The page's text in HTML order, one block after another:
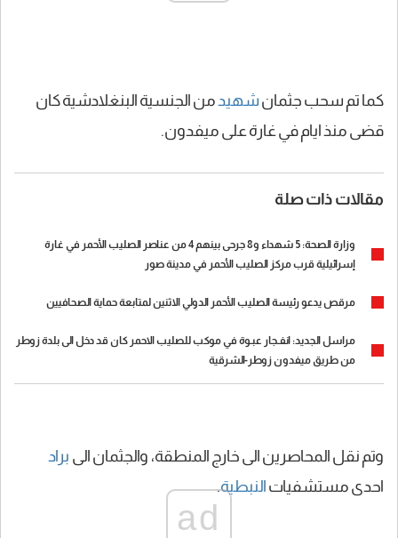
كما تم سحب جثمان شهيد من الجنسية البنغلادشية كان
قضى منذ ايام في غارة على ميفدون.
مقالات ذات صلة
وزارة الصحة: 5 شهداء و8 جرحى بينهم 4 من عناصر الصليب الأحمر في غارة
إسرائيلية قرب مركز الصليب الأحمر في مدينة صور
مرقص يدعو رئيسة الصليب الأحمر الدولي الاثنين لمتابعة حماية الصحافيين
مراسل الجديد: انفـجار عبـوة في موكب للصليب الاحمر كان قد دخل الى بلدة زوطر
من طريق ميفدون زوطر-الشرقية
وتم نقل المحاصرين الى خارج المنطقة، والجثمان الى براد
احدى مستشفيات النبطية.
ad